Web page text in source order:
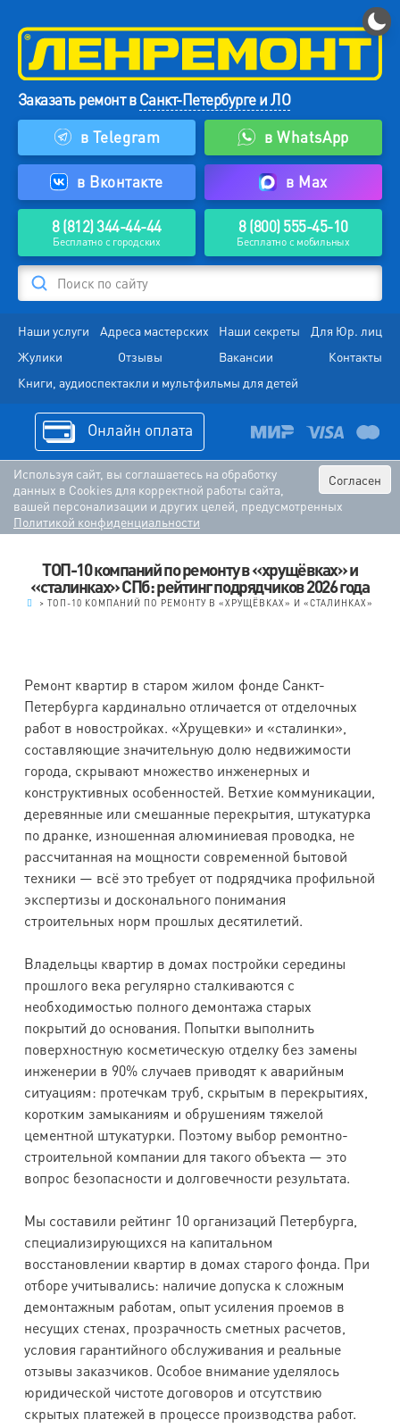
Заказать ремонт вСанкт-Петербурге и ЛО
в Telegram
в WhatsApp
в Вконтакте в Max
8 (812) 344-44-44
Бесплатно с городских
8 (800) 555-45-10
Бесплатно с мобильных
Поиск по сайту
Наши услуги Адреса мастерских Наши секреты
Для Юр. лиц
Жулики
Отзывы Вакансии
Контакты
Книги, аудиоспектакли и мультфильмы для детей
Онлайн оплата
Согласен
Используя сайт, вы соглашаетесь на обработку
данных в Cookies для корректной работы сайта,
вашей персонализации и других целей, предусмотренных
Политикой конфиденциальности
ТОП-10 компаний по ремонту в «хрущёвках» и
«сталинках» СПб: рейтинг подрядчиков 2026 года
> ТОП-10 КОМПАНИЙ ПО РЕМОНТУ В «ХРУЩЁВКАХ» И «СТАЛИНКАХ»
Ремонт квартир в старом жилом фонде Санкт-
Петербурга кардинально отличается от отделочных
работ в новостройках. «Хрущевки» и «сталинки»,
составляющие значительную долю недвижимости
города, скрывают множество инженерных и
конструктивных особенностей. Ветхие коммуникации,
деревянные или смешанные перекрытия, штукатурка
по дранке, изношенная алюминиевая проводка, не
рассчитанная на мощности современной бытовой
техники — всё это требует от подрядчика профильной
экспертизы и досконального понимания
строительных норм прошлых десятилетий.
Владельцы квартир в домах постройки середины
прошлого века регулярно сталкиваются с
необходимостью полного демонтажа старых
покрытий до основания. Попытки выполнить
поверхностную косметическую отделку без замены
инженерии в 90% случаев приводят к аварийным
ситуациям: протечкам труб, скрытым в перекрытиях,
коротким замыканиям и обрушениям тяжелой
цементной штукатурки. Поэтому выбор ремонтно-
строительной компании для такого объекта — это
вопрос безопасности и долговечности результата.
Мы составили рейтинг 10 организаций Петербурга,
специализирующихся на капитальном
восстановлении квартир в домах старого фонда. При
отборе учитывались: наличие допуска к сложным
демонтажным работам, опыт усиления проемов в
несущих стенах, прозрачность сметных расчетов,
условия гарантийного обслуживания и реальные
отзывы заказчиков. Особое внимание уделялось
юридической чистоте договоров и отсутствию
скрытых платежей в процессе производства работ.